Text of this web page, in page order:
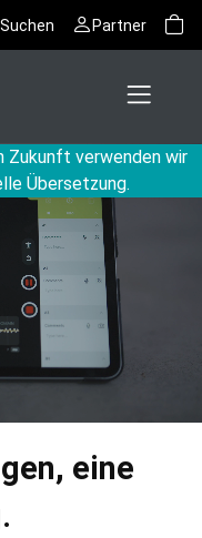
Suchen Partner
verwenden wir
Übersetzung.
eine